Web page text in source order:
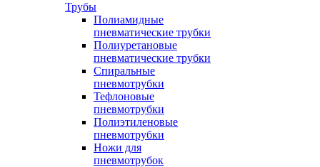
Трубы
Полиамидные
пневматические трубки
Полиуретановые
пневматические трубки
Спиральные
пневмотрубки
Тефлоновые
пневмотрубки
Полиэтиленовые
пневмотрубки
Ножи для
пневмотрубок